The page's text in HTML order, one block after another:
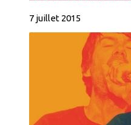
7 juillet 2015